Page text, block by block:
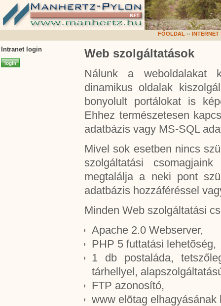
FŐOLDAL --
Intranet login Web szolgáltatások
Nálunk a weboldalakat
dinamikus oldalak
bonyolult portálokat is
Ehhez természetesen
adatbázis vagy MS-SQL
Mivel sok esetben nincs
szolgáltatási
megtalálja a neki pont
adatbázis hozzáféréssel
Minden Web szolgáltatási
Apache 2.0 Webserver,
PHP 5 futtatási lehetõség,
1 db postaláda,
tárhellyel,
FTP azonosító,
www elõtag elhagyásának